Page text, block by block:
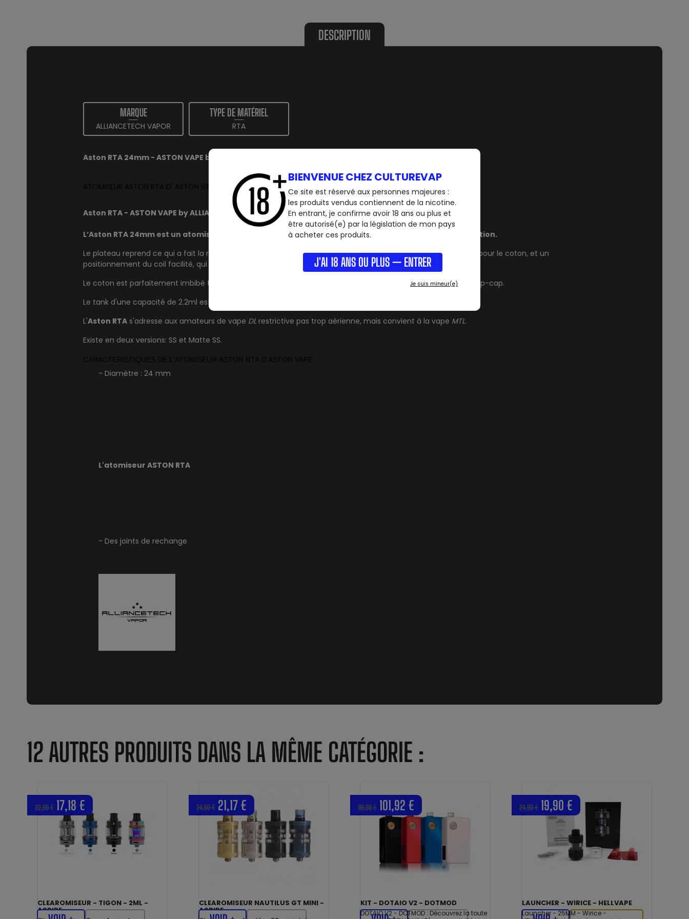
BIENVENUE CHEZ CULTUREVAP
Ce site est réservé aux personnes majeures :
les produits vendus contiennent de la nicotine.
En entrant, je confirme avoir 18 ans ou plus et
être autorisé(e) par la législation de mon pays
à acheter ces produits.
J'AI 18 ANS OU PLUS — ENTRER
Je suis mineur(e)
DESCRIPTION
MARQUE
ALLIANCETECH VAPOR
TYPE DE MATÉRIEL
RTA
Aston RTA 24mm - ASTON VAPE by ALLIANCETECH VAPOR:
ATOMISEUR ASTON RTA D' ASTON VAPE :
Aston RTA - ASTON VAPE by ALLIANCETECH VAPOR:
L’Aston RTA 24mm est un atomiseur reconstructible bottom coil orienté saveurs, très simple d’utilisation.
Le plateau reprend ce qui a fait la renommée d'
Alliance Techavec la série Flave, avec deux trous de passage pour le coton, et un
positionnement du coil facilité, qui se place en face des airflows asymétriques.
Le coton est parfaitement imbibé tout le temps et le remplissage du tank se fait par le haut en dévissant le top-cap.
Le tank d'une capacité de 2.2ml est en pyrex, et un tank supplémentaire en PSU est fourni.
L'Aston RTA s'adresse aux amateurs de vape DL restrictive pas trop aérienne, mais convient à la vape MTL.
Existe en deux versions: SS et Matte SS.
CARACTÉRISTIQUES DE L'ATOMISEUR ASTON RTA D'ASTON VAPE
- Diamètre : 24 mm
L'atomiseur ASTON RTA
- Des joints de rechange
12 AUTRES PRODUITS DANS LA MÊME CATÉGORIE :
CLEAROMISEUR - TIGON - 2ML -
ASPIRE
22,90 € 17,18 €
CLEAROMISEUR NAUTILUS GT MINI -
ASPIRE
24,90 € 21,17 €
KIT - DOTAIO V2 - DOTMOD
DOTAIO V2 - DOTMOD : Découvrez la toute
119,90 € 101,92 €
LAUNCHER - WIRICE - HELLVAPE
Launcher - 25MM - Wirice -
24,90 € 19,90 €